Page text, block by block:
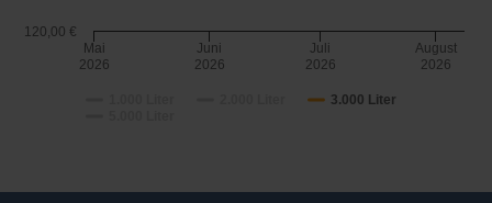
3.000 Liter
Mai
2026
Juni
2026
Juli
2026
August
2026
120,00 €